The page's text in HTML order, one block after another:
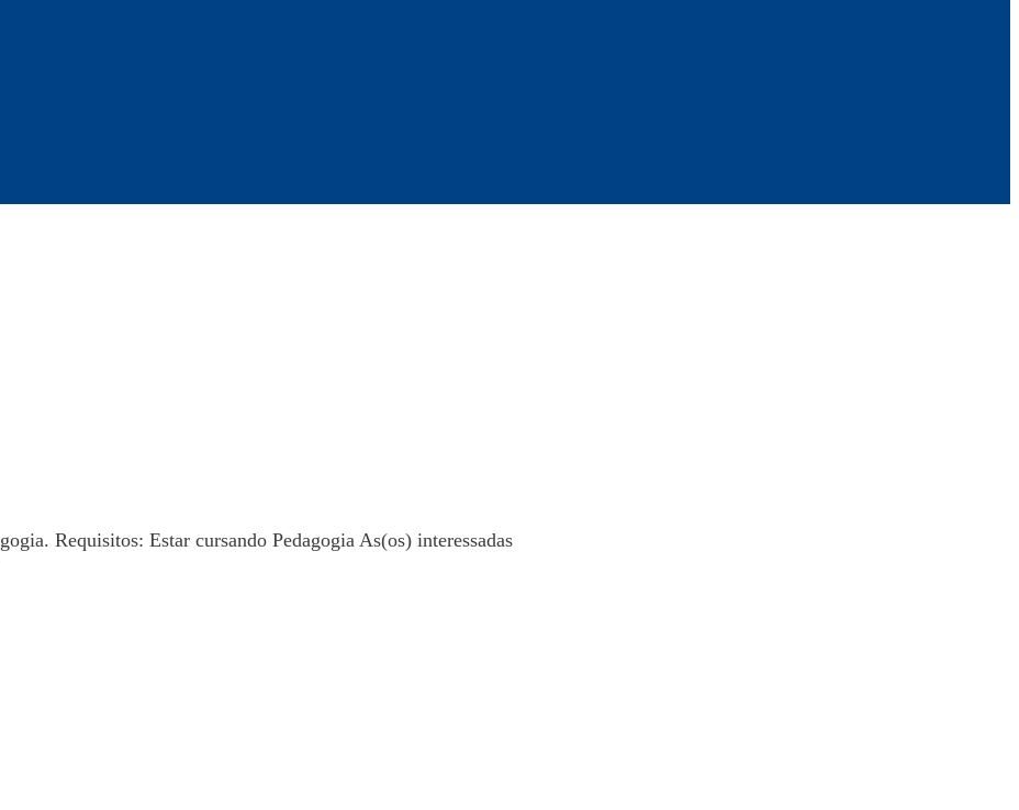
Requisitos: Estar cursando Pedagogia As(os) interessadas